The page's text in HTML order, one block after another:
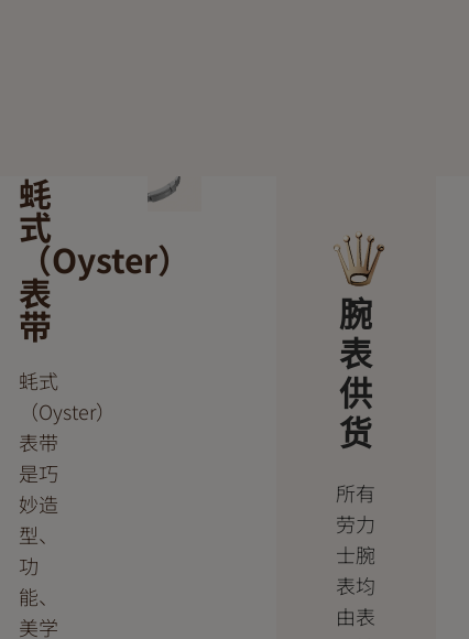
蚝
式
（Oyster）
表
带
蚝式
（Oyster）
表带
是巧
妙造
型、
功
能、
美学
腕
表
供
货
所有
劳力
士腕
表均
由表